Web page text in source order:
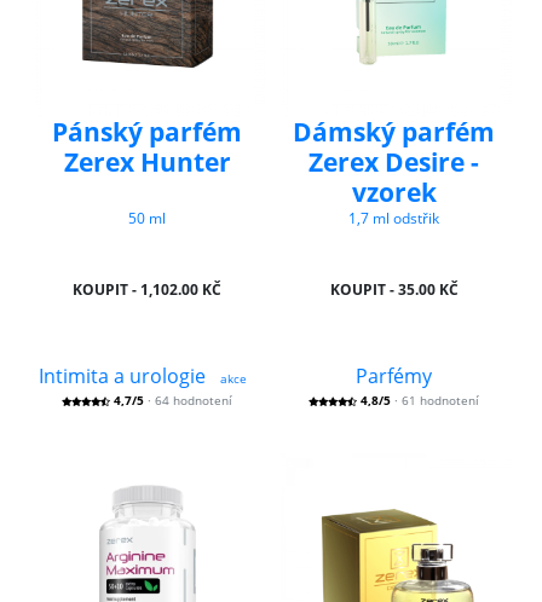
Pánský parfém
Zerex Hunter
50 ml
KOUPIT - 1,102.00 KČ
Dámský parfém
Zerex Desire -
vzorek
1,7 ml odstřik
KOUPIT - 35.00 KČ
Intimita a urologie
akce
4,7/5 · 64 hodnotení
Parfémy
4,8/5 · 61 hodnotení